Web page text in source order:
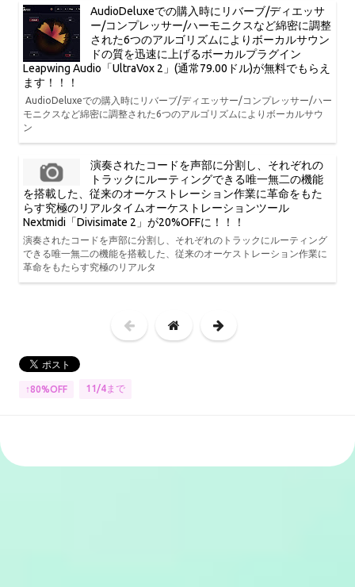
AudioDeluxeでの購入時にリバーブ/ディエッサ
ー/コンプレッサー/ハーモニクスなど綿密に調整
された6つのアルゴリズムによりボーカルサウン
ドの質を迅速に上げるボーカルプラグイン
Leapwing Audio「UltraVox 2」(通常79.00ドル)が無料でもらえ
ます！！！
AudioDeluxeでの購入時にリバーブ/ディエッサー/コンプレッサー/ハー
モニクスなど綿密に調整された6つのアルゴリズムによりボーカルサウ
ン
演奏されたコードを声部に分割し、それぞれの
トラックにルーティングできる唯一無二の機能
を搭載した、従来のオーケストレーション作業に革命をもた
らす究極のリアルタイムオーケストレーションツール
Nextmidi「Divisimate 2」が20%OFFに！！！
演奏されたコードを声部に分割し、それぞれのトラックにルーティング
できる唯一無二の機能を搭載した、従来のオーケストレーション作業に
革命をもたらす究極のリアルタ
↑80%OFF 11/4まで